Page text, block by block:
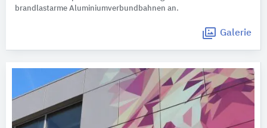
brandlastarme Aluminiumverbundbahnen an.
Galerie